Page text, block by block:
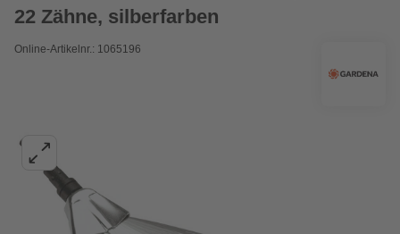
22 Zähne, silberfarben
Online-Artikelnr.: 1065196